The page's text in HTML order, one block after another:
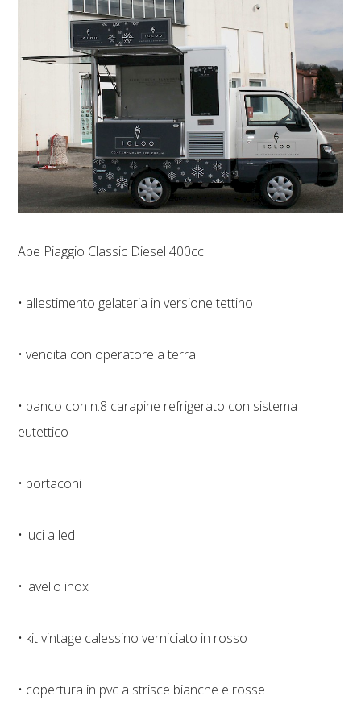
Ape Piaggio Classic Diesel 400cc
• allestimento gelateria in versione tettino
• vendita con operatore a terra
• banco con n.8 carapine refrigerato con sistema
eutettico
• portaconi
• luci a led
• lavello inox
• kit vintage calessino verniciato in rosso
• copertura in pvc a strisce bianche e rosse